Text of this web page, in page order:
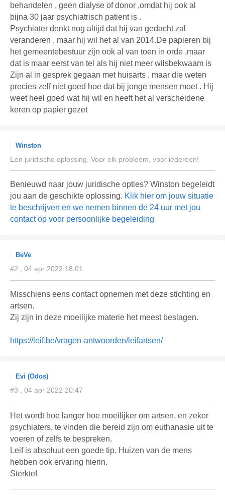
behandelen , geen dialyse of donor ,omdat hij ook al
bijna 30 jaar psychiatrisch patient is .
Psychiater denkt nog altijd dat hij van gedacht zal
veranderen , maar hij wil het al van 2014.De papieren bij
het gemeentebestuur zijn ook al van toen in orde ,maar
dat is maar eerst van tel als hij niet meer wilsbekwaam is
Zijn al in gesprek gegaan met huisarts , maar die weten
precies zelf niet goed hoe dat bij jonge mensen moet . Hij
weet heel goed wat hij wil en heeft het al verscheidene
keren op papier gezet
Winston
Een juridische oplossing. Voor elk probleem, voor iedereen!
Benieuwd naar jouw juridische opties? Winston begeleidt
jou aan de geschikte oplossing. Klik hier om jouw situatie
te beschrijven en we nemen binnen de 24 uur met jou
contact op voor persoonlijke begeleiding
BeVe
#2 , 04 apr 2022 18:01
Misschiens eens contact opnemen met deze stichting en
artsen.
Zij zijn in deze moeilijke materie het meest beslagen.
https://leif.be/vragen-antwoorden/leifartsen/
Evi (Odos)
#3 , 04 apr 2022 20:47
Het wordt hoe langer hoe moeilijker om artsen, en zeker
psychiaters, te vinden die bereid zijn om euthanasie uit te
voeren of zelfs te bespreken.
Leif is absoluut een goede tip. Huizen van de mens
hebben ook ervaring hierin.
Sterkte!